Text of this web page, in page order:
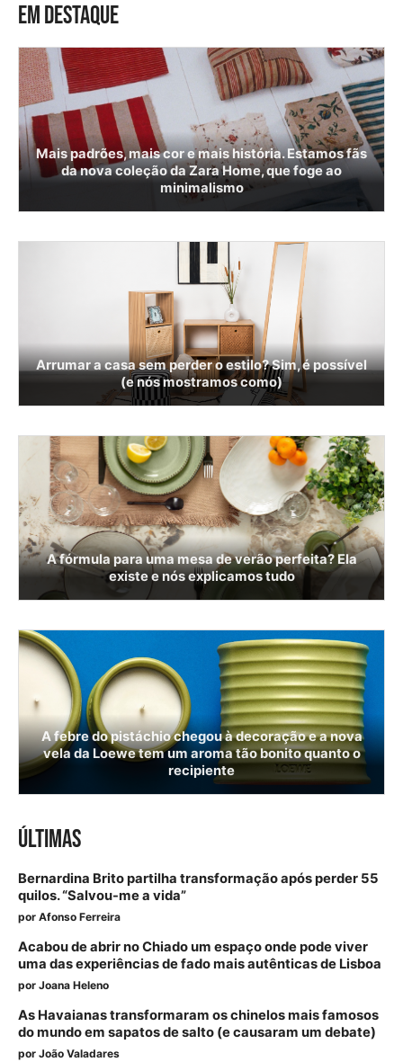
EM DESTAQUE
Mais padrões, mais cor e mais história. Estamos fãs
da nova coleção da Zara Home, que foge ao
minimalismo
Arrumar a casa sem perder o estilo? Sim, é possível
(e nós mostramos como)
A fórmula para uma mesa de verão perfeita? Ela
existe e nós explicamos tudo
A febre do pistáchio chegou à decoração e a nova
vela da Loewe tem um aroma tão bonito quanto o
recipiente
ÚLTIMAS
Bernardina Brito partilha transformação após perder 55
quilos. “Salvou-me a vida”
por Afonso Ferreira
Acabou de abrir no Chiado um espaço onde pode viver
uma das experiências de fado mais autênticas de Lisboa
por Joana Heleno
As Havaianas transformaram os chinelos mais famosos
do mundo em sapatos de salto (e causaram um debate)
por João Valadares